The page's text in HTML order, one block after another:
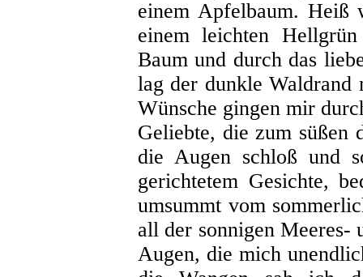
einem Apfelbaum. Heiß
einem leichten
Baum und durch das
lag der dunkle Waldrand
Wünsche gingen mir
Geliebte, die zum süßen
die Augen schloß und
gerichtetem Gesichte,
umsummt vom
all der sonnigen Meeres-
Augen, die mich